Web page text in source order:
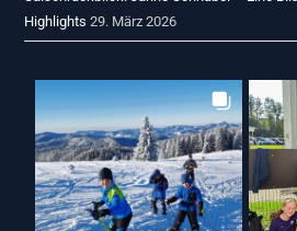
Highlights 29. März 2026